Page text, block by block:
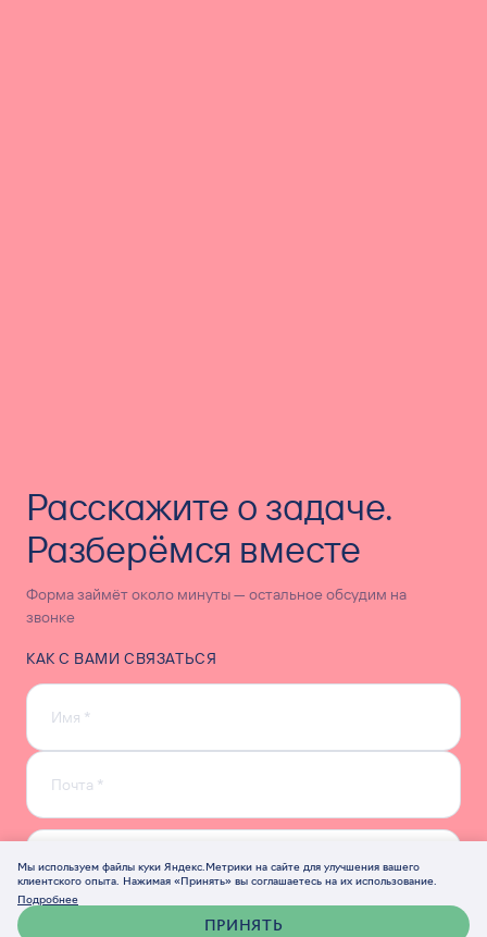
Расскажите о задаче.
Разберёмся вместе
Форма займёт около минуты — остальное обсудим на
звонке
КАК С ВАМИ СВЯЗАТЬСЯ
Мы используем файлы куки Яндекс.Метрики на сайте для улучшения вашего
клиентского опыта. Нажимая «Принять» вы соглашаетесь на их использование.
Подробнее
ПРИНЯТЬ